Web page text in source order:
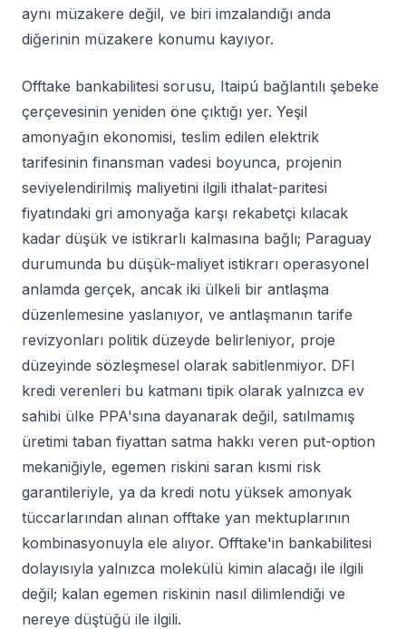
aynı müzakere değil, ve biri imzalandığı anda
diğerinin müzakere konumu kayıyor.
Offtake bankabilitesi sorusu, Itaipú bağlantılı şebeke
çerçevesinin yeniden öne çıktığı yer. Yeşil
amonyağın ekonomisi, teslim edilen elektrik
tarifesinin finansman vadesi boyunca, projenin
seviyelendirilmiş maliyetini ilgili ithalat-paritesi
fiyatındaki gri amonyağa karşı rekabetçi kılacak
kadar düşük ve istikrarlı kalmasına bağlı; Paraguay
durumunda bu düşük-maliyet istikrarı operasyonel
anlamda gerçek, ancak iki ülkeli bir antlaşma
düzenlemesine yaslanıyor, ve antlaşmanın tarife
revizyonları politik düzeyde belirleniyor, proje
düzeyinde sözleşmesel olarak sabitlenmiyor. DFI
kredi verenleri bu katmanı tipik olarak yalnızca ev
sahibi ülke PPA'sına dayanarak değil, satılmamış
üretimi taban fiyattan satma hakkı veren put-option
mekaniğiyle, egemen riskini saran kısmi risk
garantileriyle, ya da kredi notu yüksek amonyak
tüccarlarından alınan offtake yan mektuplarının
kombinasyonuyla ele alıyor. Offtake'in bankabilitesi
dolayısıyla yalnızca molekülü kimin alacağı ile ilgili
değil; kalan egemen riskinin nasıl dilimlendiği ve
nereye düştüğü ile ilgili.